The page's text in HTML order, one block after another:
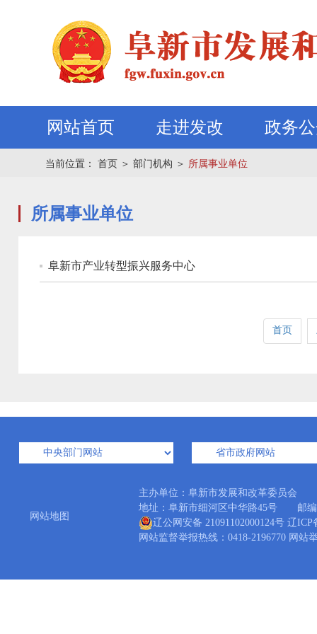
网站首页 走进发改 政务
当前位置： 首页 ＞ 部门机构 ＞ 所属事业单位
所属事业单位
阜新市产业转型振兴服务中心
首页
网站地图
主办单位：阜新市发展和改革委员会
地址：阜新市细河区中华路45号 邮编
辽公网安备 21091102000124号 辽ICP
网站监督举报热线：0418-2196770 网站